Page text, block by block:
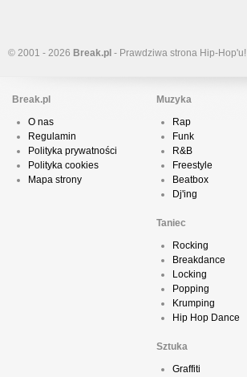
© 2001 - 2026 Break.pl - Prawdziwa strona Hip-Hop'u!
Break.pl
O nas
Regulamin
Polityka prywatności
Polityka cookies
Mapa strony
Muzyka
Rap
Funk
R&B
Freestyle
Beatbox
Dj'ing
Taniec
Rocking
Breakdance
Locking
Popping
Krumping
Hip Hop Dance
Sztuka
Graffiti